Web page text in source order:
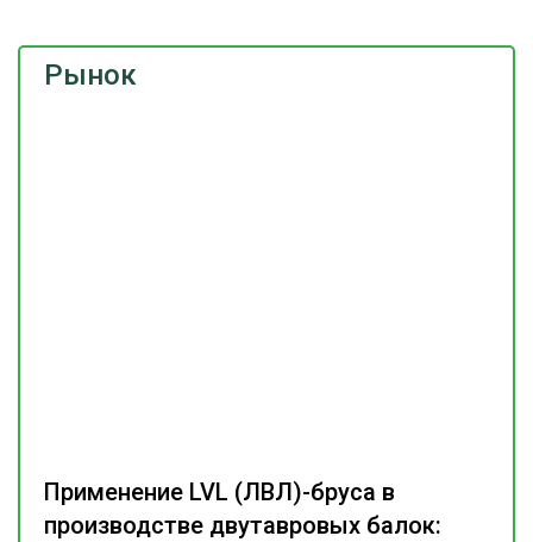
Рынок
Применение LVL (ЛВЛ)-бруса в
производстве двутавровых балок: